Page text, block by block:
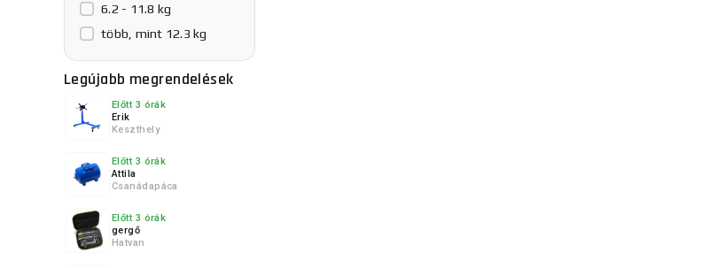
Scheppach
Stanley
WOLFCRAFT
6.2 - 11.8 kg
több, mint 12.3 kg
Legújabb megrendelések
Előtt 3 órák
Erik
Keszthely
Előtt 3 órák
Attila
Csanádapáca
Előtt 3 órák
gergő
Hatvan